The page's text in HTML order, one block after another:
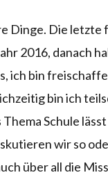
Dinge. Die letzte
2016, danach
ich bin
bin ich
Schule
wir so
über all die